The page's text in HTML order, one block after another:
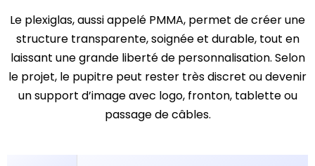
Le plexiglas, aussi appelé PMMA, permet de créer une
structure transparente, soignée et durable, tout en
laissant une grande liberté de personnalisation. Selon
le projet, le pupitre peut rester très discret ou devenir
un support d’image avec logo, fronton, tablette ou
passage de câbles.